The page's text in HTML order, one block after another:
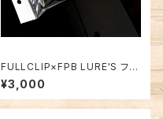
FULLCLIP×FPB LURE'S フロ
ーティングバーパッド ブラック
¥3,000